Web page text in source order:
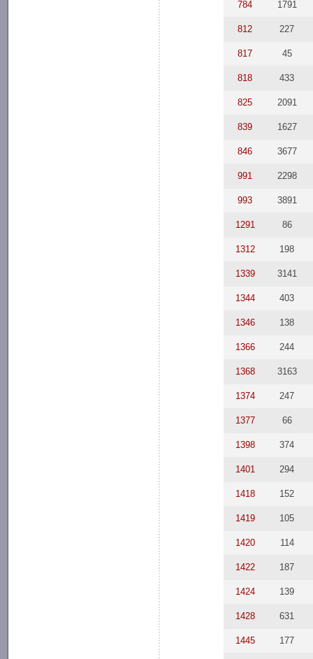
784 1791
812 227
817 45
818 433
825 2091
839 1627
846 3677
991 2298
993 3891
1291 86
1312 198
1339 3141
1344 403
1346 138
1366 244
1368 3163
1374 247
1377 66
1398 374
1401 294
1418 152
1419 105
1420 114
1422 187
1424 139
1428 631
1445 177